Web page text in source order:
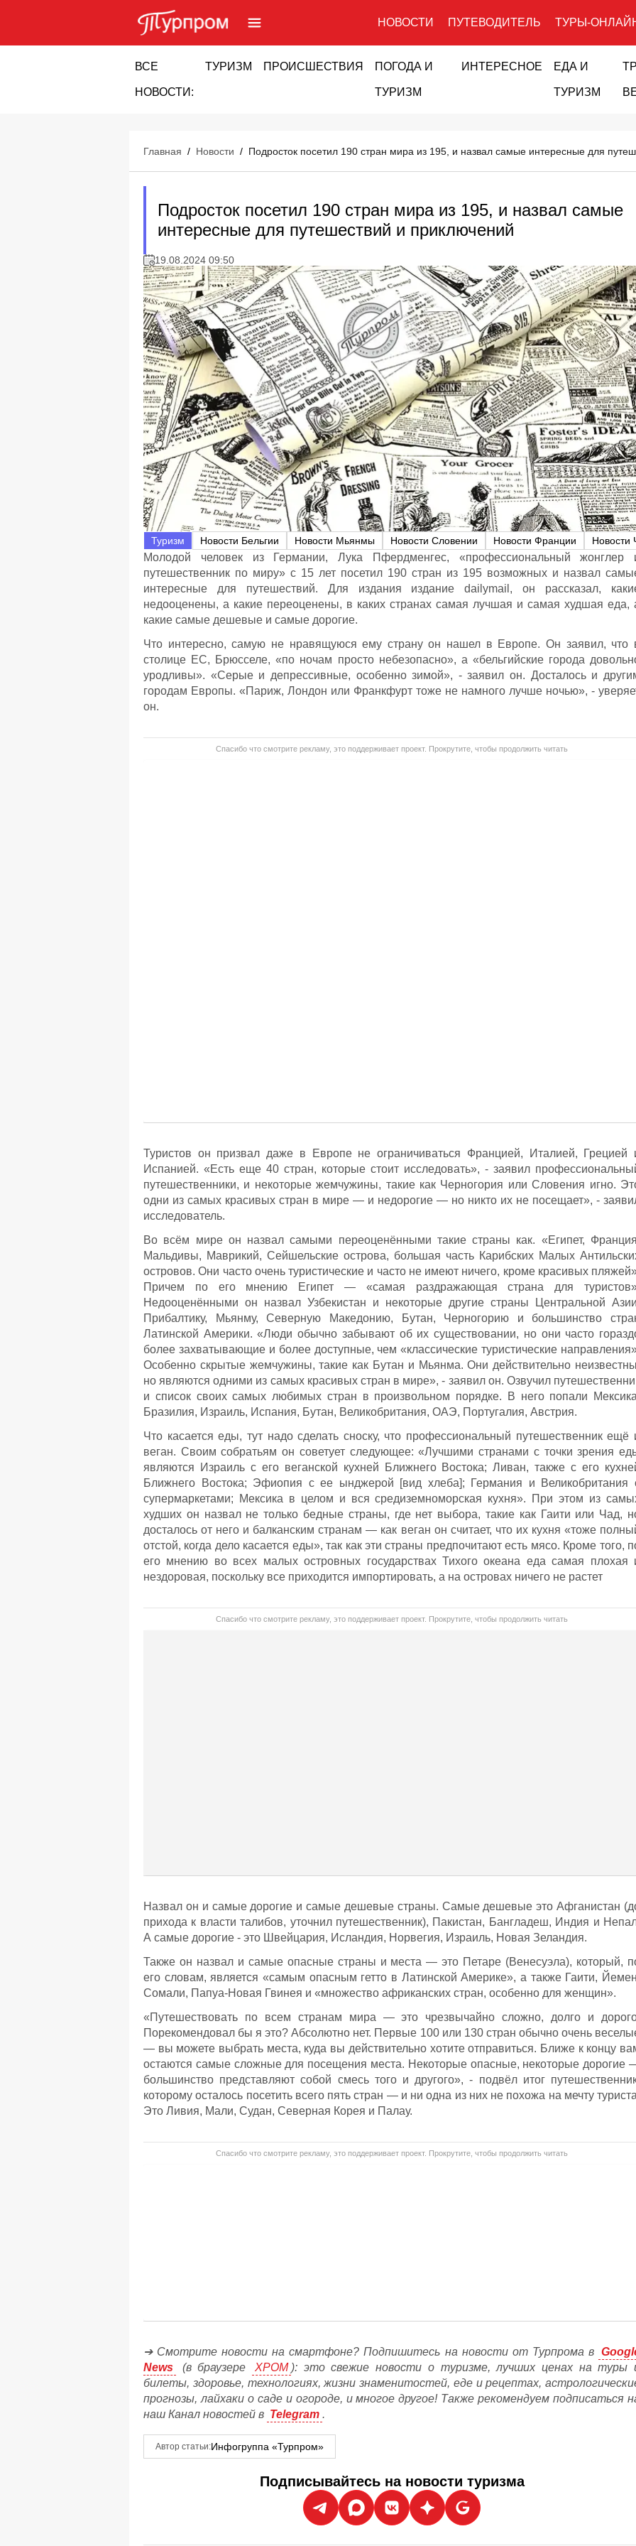
НОВОСТИ ПУТЕВОДИТЕЛЬ ТУРЫ-
ВСЕ
НОВОСТИ:
ТУРИЗМ ПРОИСШЕСТВИЯ ПОГОДА И
ТУРИЗМ
ИНТЕРЕСНОЕ ЕДА И
ТУРИЗМ
Главная / Новости / Подросток посетил 190 стран мира из 195, и назвал самые интересные для
Подросток посетил 190 стран мира из 195, и назвал самые
интересные для путешествий и приключений
19.08.2024 09:50
Туризм Новости Бельгии Новости Мьянмы Новости Словении Новости Франции Новости
Молодой человек из Германии, Лука Пфердменгес, «профессиональный жонглер
путешественник по миру» с 15 лет посетил 190 стран из 195 возможных и назвал
интересные для путешествий. Для издания издание dailymail, он рассказал,
недооценены, а какие переоценены, в каких странах самая лучшая и самая худшая еда,
какие самые дешевые и самые дорогие.
Что интересно, самую не нравящуюся ему страну он нашел в Европе. Он заявил, что
столице ЕС, Брюсселе, «по ночам просто небезопасно», а «бельгийские города
уродливы». «Серые и депрессивные, особенно зимой», - заявил он. Досталось и
городам Европы. «Париж, Лондон или Франкфурт тоже не намного лучше ночью», -
он.
Спасибо что смотрите рекламу, это поддерживает проект. Прокрутите, чтобы продолжить читать
Туристов он призвал даже в Европе не ограничиваться Францией, Италией, Грецией
Испанией. «Есть еще 40 стран, которые стоит исследовать», - заявил
путешественники, и некоторые жемчужины, такие как Черногория или Словения игно.
одни из самых красивых стран в мире — и недорогие — но никто их не посещает», -
исследователь.
Во всём мире он назвал самыми переоценёнными такие страны как. «Египет,
Мальдивы, Маврикий, Сейшельские острова, большая часть Карибских Малых
островов. Они часто очень туристические и часто не имеют ничего, кроме красивых
Причем по его мнению Египет — «самая раздражающая страна для
Недооценёнными он назвал Узбекистан и некоторые другие страны Центральной
Прибалтику, Мьянму, Северную Македонию, Бутан, Черногорию и большинство
Латинской Америки. «Люди обычно забывают об их существовании, но они часто
более захватывающие и более доступные, чем «классические туристические
Особенно скрытые жемчужины, такие как Бутан и Мьянма. Они действительно
но являются одними из самых красивых стран в мире», - заявил он. Озвучил
и список своих самых любимых стран в произвольном порядке. В него попали
Бразилия, Израиль, Испания, Бутан, Великобритания, ОАЭ, Португалия, Австрия.
Что касается еды, тут надо сделать сноску, что профессиональный путешественник ещё
веган. Своим собратьям он советует следующее: «Лучшими странами с точки зрения
являются Израиль с его веганской кухней Ближнего Востока; Ливан, также с его
Ближнего Востока; Эфиопия с ее ынджерой [вид хлеба]; Германия и Великобритания
супермаркетами; Мексика в целом и вся средиземноморская кухня». При этом из
худших он назвал не только бедные страны, где нет выбора, такие как Гаити или Чад,
досталось от него и балканским странам — как веган он считает, что их кухня «тоже
отстой, когда дело касается еды», так как эти страны предпочитают есть мясо. Кроме того,
его мнению во всех малых островных государствах Тихого океана еда самая плохая
нездоровая, поскольку все приходится импортировать, а на островах ничего не растет
Спасибо что смотрите рекламу, это поддерживает проект. Прокрутите, чтобы продолжить читать
Назвал он и самые дорогие и самые дешевые страны. Самые дешевые это Афганистан
прихода к власти талибов, уточнил путешественник), Пакистан, Бангладеш, Индия и
А самые дорогие - это Швейцария, Исландия, Норвегия, Израиль, Новая Зеландия.
Также он назвал и самые опасные страны и места — это Петаре (Венесуэла), который,
его словам, является «самым опасным гетто в Латинской Америке», а также Гаити,
Сомали, Папуа-Новая Гвинея и «множество африканских стран, особенно для женщин».
«Путешествовать по всем странам мира — это чрезвычайно сложно, долго и
Порекомендовал бы я это? Абсолютно нет. Первые 100 или 130 стран обычно очень
— вы можете выбрать места, куда вы действительно хотите отправиться. Ближе к концу
остаются самые сложные для посещения места. Некоторые опасные, некоторые дорогие
большинство представляют собой смесь того и другого», - подвёл итог
которому осталось посетить всего пять стран — и ни одна из них не похожа на мечту
Это Ливия, Мали, Судан, Северная Корея и Палау.
Спасибо что смотрите рекламу, это поддерживает проект. Прокрутите, чтобы продолжить читать
➔ Смотрите новости на смартфоне? Подпишитесь на новости от Турпрома в
News
(в браузере ХРОМ ): это свежие новости о туризме, лучших ценах на туры
билеты, здоровье, технологиях, жизни знаменитостей, еде и рецептах,
прогнозы, лайхаки о саде и огороде, и многое другое! Также рекомендуем подписаться
наш Канал новостей в Telegram .
Автор статьи:Инфогруппа «Турпром»
Подписывайтесь на новости туризма